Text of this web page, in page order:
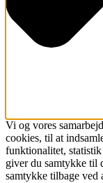
Vi og vores
cookies, til at
funktionalitet,
giver du samtykke til
samtykke tilbage ved